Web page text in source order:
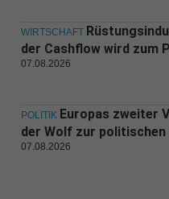
WIRTSCHAFT
der Cashflow wird zum
07.08.2026
POLITIK Europas zweiter
der Wolf zur politischen
07.08.2026